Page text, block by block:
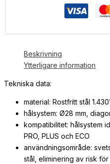
Beskrivning
Ytterligare information
Tekniska data:
material: Rostfritt stål
hålsystem: Ø28 mm,
kompatibilitet: hålsystem
PRO, PLUS och ECO
användningsområde:
stål, eliminering av risk